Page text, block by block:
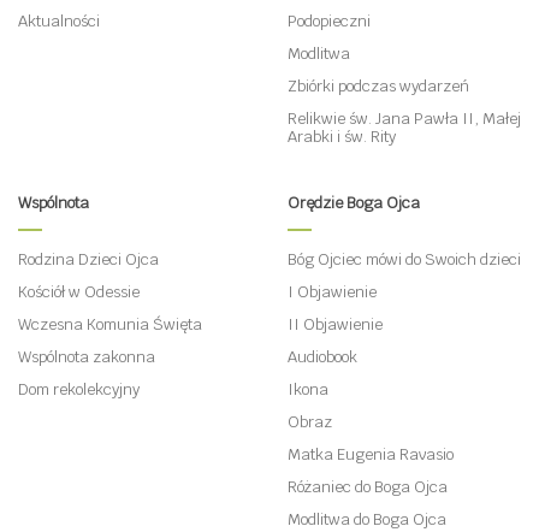
Aktualności
Podopieczni
Modlitwa
Zbiórki podczas wydarzeń
Relikwie św. Jana Pawła II, Małej
Arabki i św. Rity
Wspólnota
Rodzina Dzieci Ojca
Kościół w Odessie
Wczesna Komunia Święta
Wspólnota zakonna
Dom rekolekcyjny
Orędzie Boga Ojca
Bóg Ojciec mówi do Swoich dzieci
I Objawienie
II Objawienie
Audiobook
Ikona
Obraz
Matka Eugenia Ravasio
Różaniec do Boga Ojca
Modlitwa do Boga Ojca